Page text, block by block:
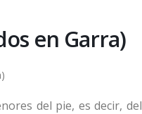
en Garra)
del pie, es decir, del